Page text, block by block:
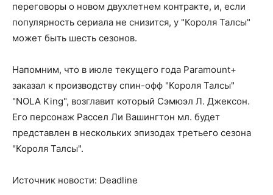
переговоры о новом двухлетнем контракте, и, если
популярность сериала не снизится, у "Короля Талсы"
может быть шесть сезонов.
Напомним, что в июле текущего года Paramount+
заказал к производству спин-офф "Короля Талсы"
"NOLA King", возглавит который Сэмюэл Л. Джексон.
Его персонаж Рассел Ли Вашингтон мл. будет
представлен в нескольких эпизодах третьего сезона
"Короля Талсы".
Источник новости: Deadline